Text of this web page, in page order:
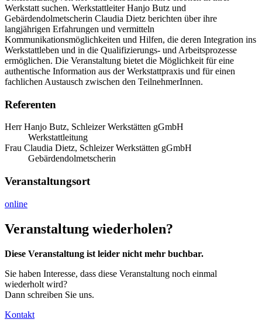
Werkstatt suchen. Werkstattleiter Hanjo Butz und
Gebärdendolmetscherin Claudia Dietz berichten über ihre
langjährigen Erfahrungen und vermitteln
Kommunikationsmöglichkeiten und Hilfen, die deren Integration ins
Werkstattleben und in die Qualifizierungs- und Arbeitsprozesse
ermöglichen. Die Veranstaltung bietet die Möglichkeit für eine
authentische Information aus der Werkstattpraxis und für einen
fachlichen Austausch zwischen den TeilnehmerInnen.
Referenten
Herr Hanjo Butz, Schleizer Werkstätten gGmbH
Werkstattleitung
Frau Claudia Dietz, Schleizer Werkstätten gGmbH
Gebärdendolmetscherin
Veranstaltungsort
online
Veranstaltung wiederholen?
Diese Veranstaltung ist leider nicht mehr buchbar.
Sie haben Interesse, dass diese Veranstaltung noch einmal
wiederholt wird?
Dann schreiben Sie uns.
Kontakt